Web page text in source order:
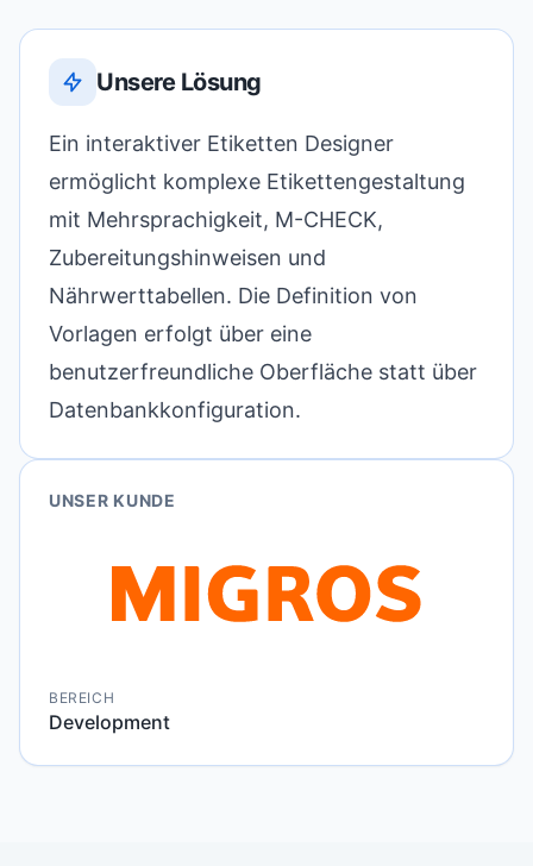
Unsere Lösung
Ein interaktiver Etiketten Designer
ermöglicht komplexe Etikettengestaltung
mit Mehrsprachigkeit, M-CHECK,
Zubereitungshinweisen und
Nährwerttabellen. Die Definition von
Vorlagen erfolgt über eine
benutzerfreundliche Oberfläche statt über
Datenbankkonfiguration.
UNSER KUNDE
BEREICH
Development